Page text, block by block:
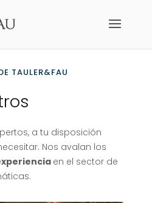
TAULER&FAU
a tu disposición
Nos avalan los
en el sector de